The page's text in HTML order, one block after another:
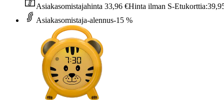
Asiakasomistajahinta 33,96 €Hinta ilman S-Etukorttia:
Asiakasomistaja-alennus-15 %